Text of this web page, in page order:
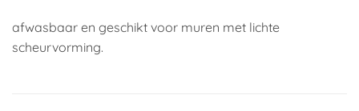
afwasbaar en geschikt voor muren met lichte
scheurvorming.